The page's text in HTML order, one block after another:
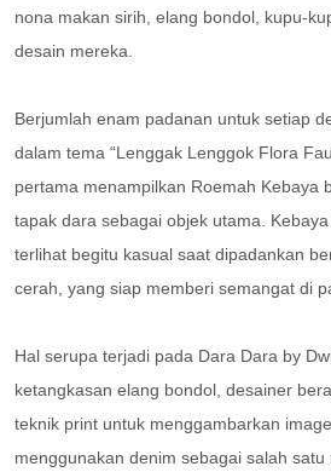
nona makan sirih, elang bondol, kupu-
desain mereka.
Berjumlah enam padanan untuk setiap
dalam tema “Lenggak Lenggok Flora
pertama menampilkan Roemah Kebaya
tapak dara sebagai objek utama.
terlihat begitu kasual saat dipadankan
cerah, yang siap memberi semangat di
Hal serupa terjadi pada Dara Dara by
ketangkasan elang bondol, desainer
teknik print untuk menggambarkan
menggunakan denim sebagai salah